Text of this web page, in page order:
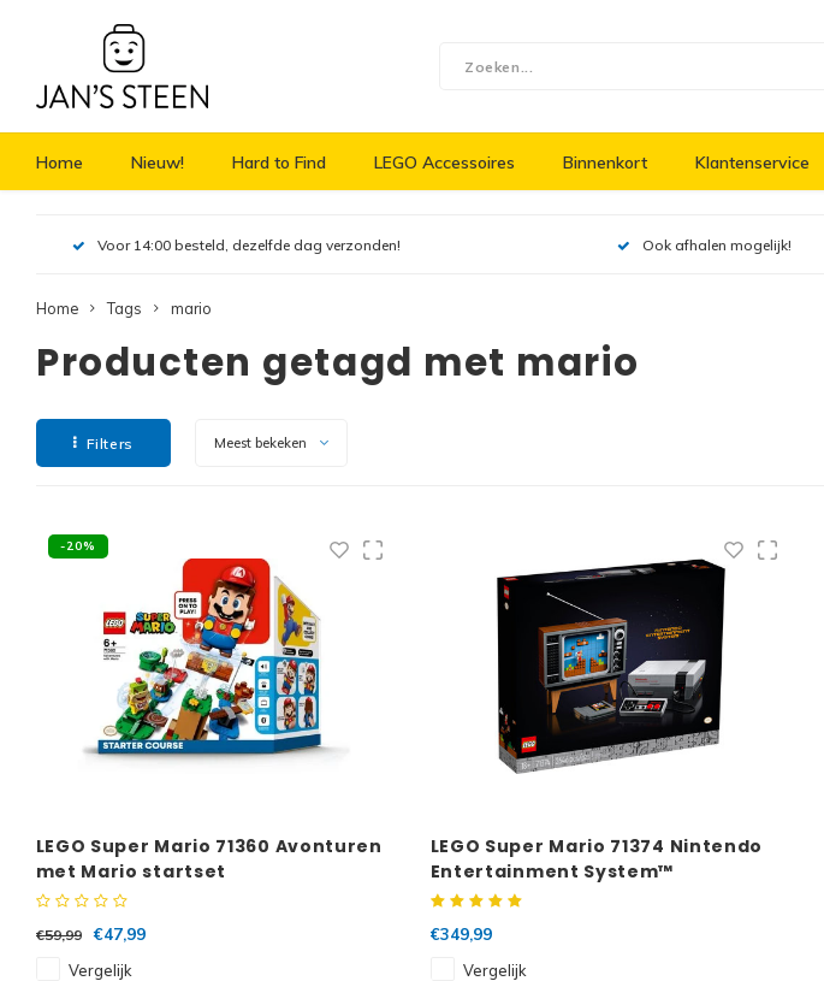
Home Nieuw! Hard to Find LEGO Accessoires Binnenkort Klantenservice
Voor 14:00 besteld, dezelfde dag verzonden! Ook afhalen mogelijk!
Home Tags mario
Producten getagd met mario
Filters Meest bekeken
-20%
LEGO Super Mario 71360 Avonturen
met Mario startset
€59,99
€47,99
Vergelijk
LEGO Super Mario 71374 Nintendo
Entertainment System™
€349,99
Vergelijk